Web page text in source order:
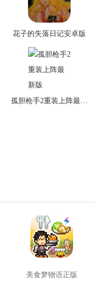
花子的失落日记安卓版
孤胆枪手2重装上阵最新版
美食梦物语正版